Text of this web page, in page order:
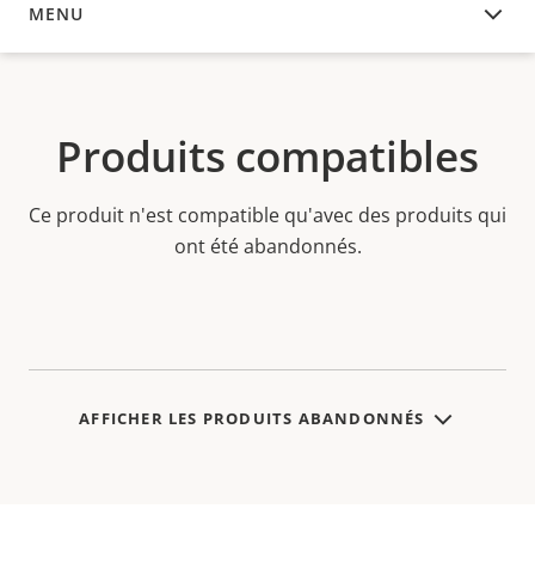
MENU
PRODUITS COMPATIBLES
Produits compatibles
Ce produit n'est compatible qu'avec des produits qui
ont été abandonnés.
AFFICHER LES PRODUITS ABANDONNÉS